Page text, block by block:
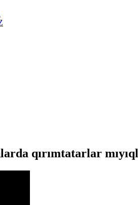
qırımtatarlar